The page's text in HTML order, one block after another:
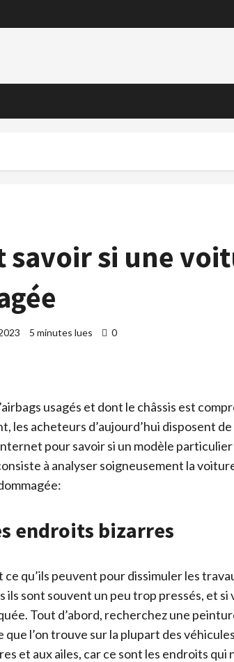
savoir si une
5 minutes lues 0
usagés et dont le châssis est
les acheteurs d’aujourd’hui disposent
pour savoir si un modèle
à analyser soigneusement la
endroits bizarres
qu’ils peuvent pour dissimuler les
ils sont souvent un peu trop pressés, et
Tout d’abord, recherchez une
que l’on trouve sur la plupart des
et aux ailes, car ce sont les endroits qui